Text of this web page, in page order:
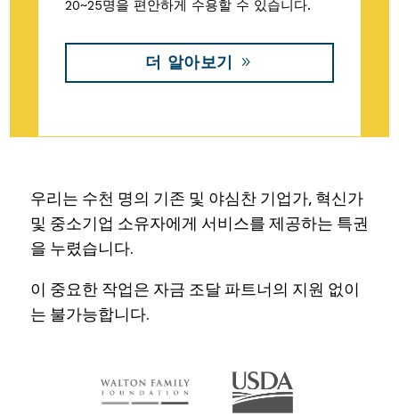
20~25명을 편안하게 수용할 수 있습니다.
더 알아보기
우리는 수천 명의 기존 및 야심찬 기업가, 혁신가
및 중소기업 소유자에게 서비스를 제공하는 특권
을 누렸습니다.
이 중요한 작업은 자금 조달 파트너의 지원 없이
는 불가능합니다.